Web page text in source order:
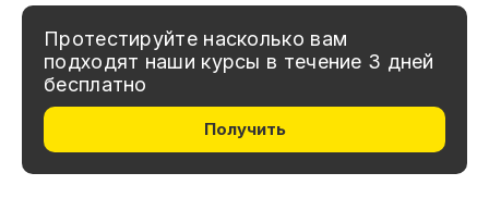
Протестируйте насколько вам
подходят наши курсы в течение 3 дней
бесплатно
Получить